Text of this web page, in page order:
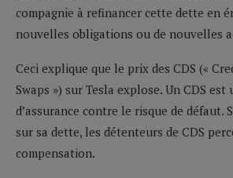
compagnie à refinancer cette dette en
nouvelles obligations ou de nouvelles
Ceci explique que le prix des CDS («
Swaps ») sur Tesla explose. Un CDS est
d’assurance contre le risque de défaut.
sur sa dette, les détenteurs de CDS
compensation.